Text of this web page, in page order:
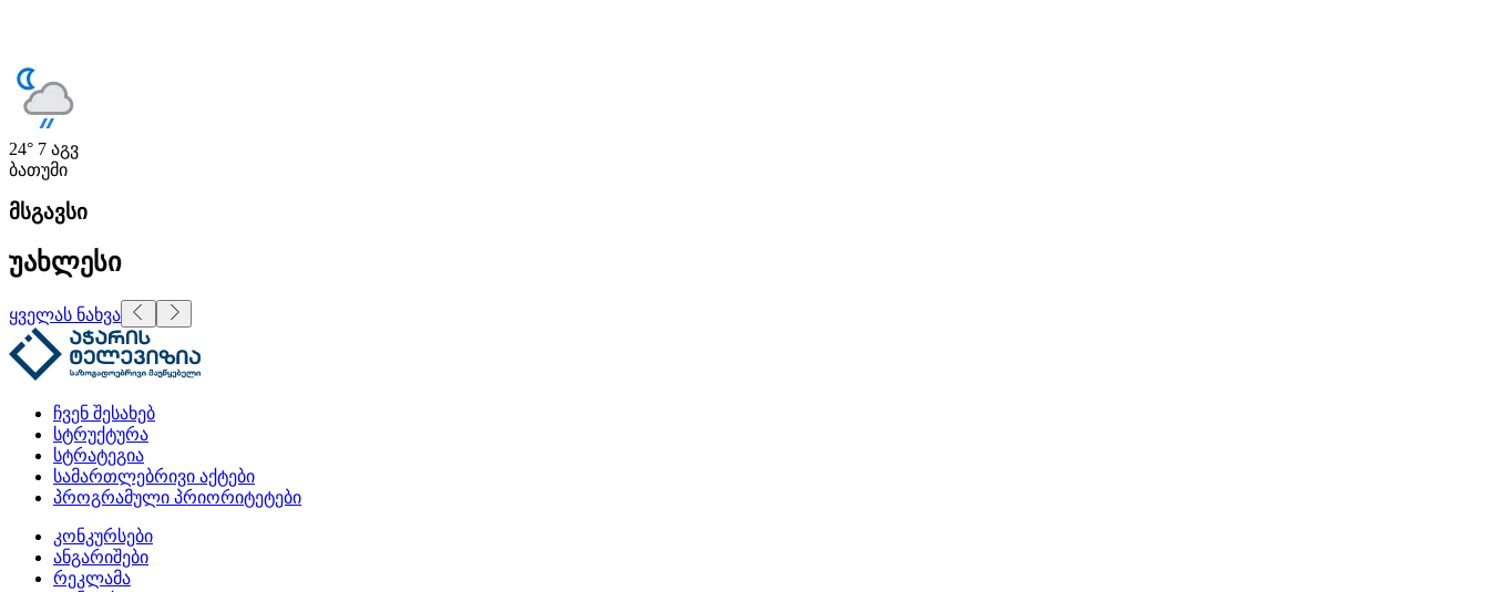
24° 7 აგვ
ბათუმი
მსგავსი
უახლესი
ყველას ნახვა
ჩვენ შესახებ
სტრუქტურა
სტრატეგია
სამართლებრივი აქტები
პროგრამული პრიორიტეტები
კონკურსები
ანგარიშები
რეკლამა